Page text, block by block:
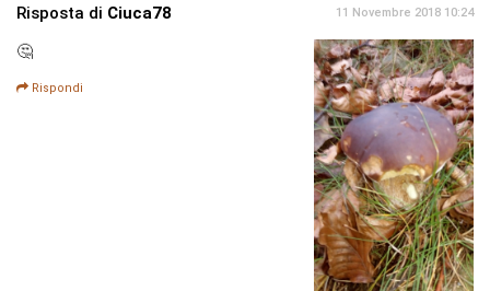
Risposta di Ciuca78 11 Novembre 2018 10:24
🤔
Rispondi